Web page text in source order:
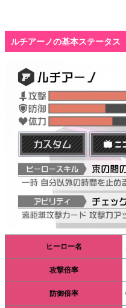
ルチアーノの基本ステータス
ヒーロー名
攻撃倍率
防御倍率